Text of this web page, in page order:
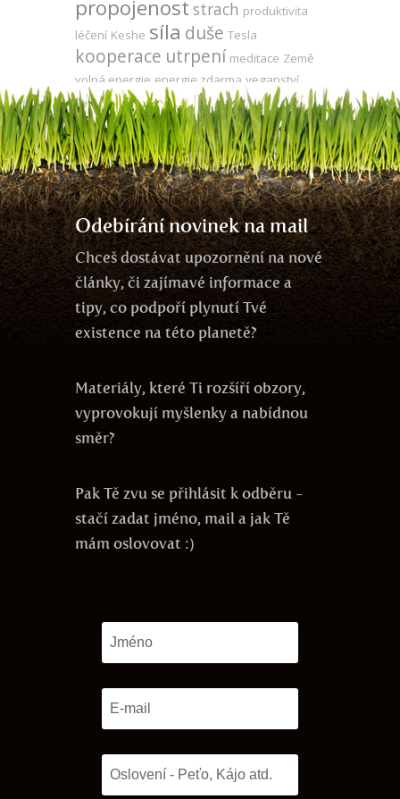
propojenost strach produktivita
léčení Keshe síla duše Tesla
kooperace utrpení meditace Země
volná energie energie zdarma veganství
komunikace přítomnostza oponou
gmo jedno vědomí agrese
evolucevývoj odlesňování
energie zdravíláskamysl
Odebírání novinek na mail
Chceš dostávat upozornění na nové
články, či zajímavé informace a
tipy, co podpoří plynutí Tvé
existence na této planetě?
Materiály, které Ti rozšíří obzory,
vyprovokují myšlenky a nabídnou
směr?
Pak Tě zvu se přihlásit k odběru -
stačí zadat jméno, mail a jak Tě
mám oslovovat :)